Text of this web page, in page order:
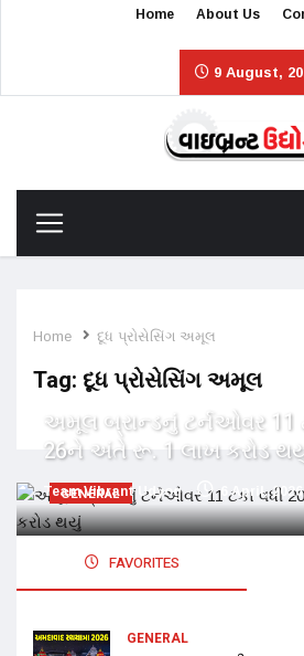
Home About Us
9 August,
Home દૂધ પ્રોસેસિંગ અમૂલ
Tag: દૂધ પ્રોસેસિંગ અમૂલ
GENERAL
અમૂલ બ્રાન્ડનું ટર્નઓવર 11
26ને અંતે રૂ. 1 લાખ કરોડ
Team Vibrant Udyog 6 April,
FAVORITES
GENERAL